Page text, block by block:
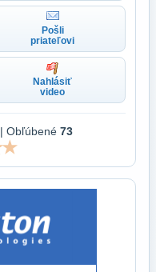
Pošli
priateľovi
Nahlásiť
video
| Obľúbené 73